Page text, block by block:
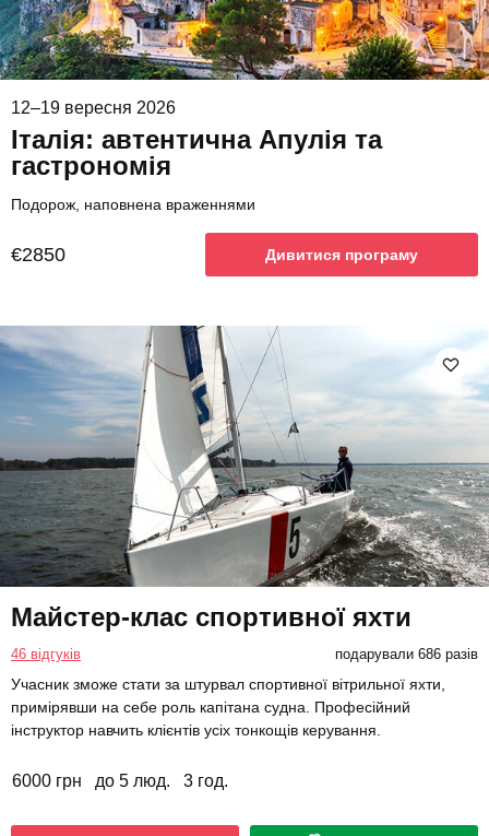
12–19 вересня 2026
Італія: автентична Апулія та
гастрономія
Подорож, наповнена враженнями
€2850 Дивитися програму
Майстер-клас спортивної яхти
46 відгуків подарували 686 разів
Учасник зможе стати за штурвал спортивної вітрильної яхти,
примірявши на себе роль капітана судна. Професійний
інструктор навчить клієнтів усіх тонкощів керування.
6000 грн до 5 люд. 3 год.